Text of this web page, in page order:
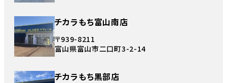
チカラもち富山南店
〒939-8211
富山県富山市二口町3-2-14
チカラもち黒部店